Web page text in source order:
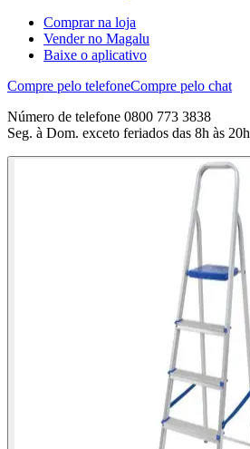
Comprar na loja
Vender no Magalu
Baixe o aplicativo
Compre pelo telefoneCompre pelo chat
Número de telefone 0800 773 3838
Seg. à Dom. exceto feriados das 8h às 20h